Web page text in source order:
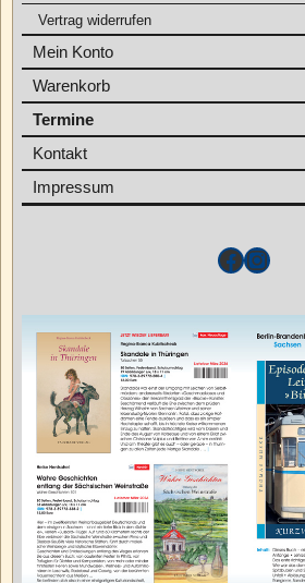
Vertrag widerrufen
Mein Konto
Warenkorb
Termine
Kontakt
Impressum